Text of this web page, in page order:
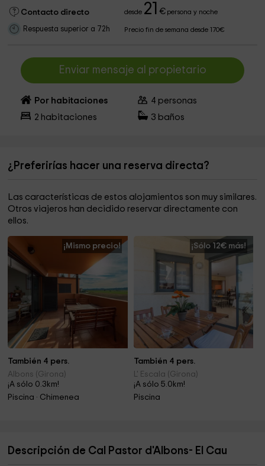
Contacto directo desde 21 €persona y noche
Respuesta superior a 72h Precio fin de semana desde 170€
Enviar mensaje al propietario
Por habitaciones 4 personas
2 habitaciones 3 baños
¿Preferirías hacer una reserva directa?
Las características de estos alojamientos son muy similares.
Otros viajeros han decidido reservar directamente con
ellos.
¡Mismo precio!
También 4 pers.
Albons (Girona)
¡A sólo 0.3km!
Piscina · Chimenea
¡Sólo 12€ más!
También 4 pers.
L' Escala (Girona)
¡A sólo 5.0km!
Piscina
Descripción de Cal Pastor d'Albons- El Cau